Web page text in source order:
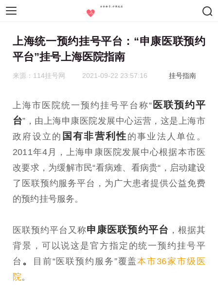
智慧医疗 医疗设备 药物器械
上海统一预约挂号平台：“申康医联预约
平台”挂号上海医院指南
来源：114挂号网 2021-09-22 23:57:16 挂号指南
上海市医院统一预约挂号平台称“ 医联预约平
台”，由上海申康医院发展中心运营，这是上海市
政府设立的 国有非营利性 的事业法人单位。
2011年4月，上海申康医院发展中心根据本市医
改要求，为缓解市民“看病难、看病贵“，启动建设
了医联预约服务平台，为广大患者提供公益免费
的预约挂号服务。
医联预约平台又称申康医联预约平台 ，根据其
背景，可以说这是官方指定的统一预约挂号平
台 。 目前“医联预约服务”覆盖本市36家市级医
院。